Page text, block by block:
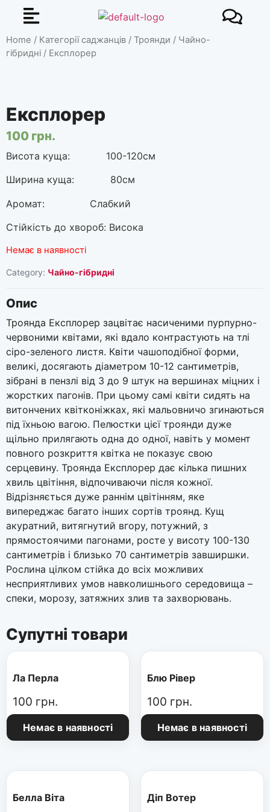
Home / Категорії саджанців / Троянди / Чайно-
гібридні / Експлорер
Експлорер
100 грн.
Висота куща: 100-120см
Ширина куща: 80см
Аромат: Слабкий
Стійкість до хвороб: Висока
Немає в наявності
Category: Чайно-гібридні
Опис
Троянда Експлорер зацвітає насиченими пурпурно-
червоними квітами, які вдало контрастують на тлі
сіро-зеленого листя. Квіти чашоподібної форми,
великі, досягають діаметром 10-12 сантиметрів,
зібрані в пензлі від 3 до 9 штук на вершинах міцних і
жорстких пагонів. При цьому самі квіти сидять на
витончених квітконіжках, які мальовничо згинаються
під їхньою вагою. Пелюстки цієї троянди дуже
щільно прилягають одна до одної, навіть у момент
повного розкриття квітка не показує свою
серцевину. Троянда Експлорер дає кілька пишних
хвиль цвітіння, відпочиваючи після кожної.
Відрізняється дуже раннім цвітінням, яке
випереджає багато інших сортів троянд. Кущ
акуратний, витягнутий вгору, потужний, з
прямостоячими пагонами, росте у висоту 100-130
сантиметрів і близько 70 сантиметрів завширшки.
Рослина цілком стійка до всіх можливих
несприятливих умов навколишнього середовища –
спеки, морозу, затяжних злив та захворювань.
Супутні товари
Ла Перла
100 грн.
Немає в наявності
Блю Рівер
100 грн.
Немає в наявності
Белла Віта Діп Вотер